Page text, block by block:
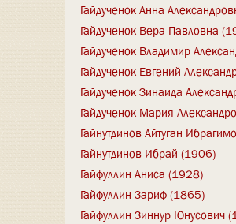
Гайдученок Анна
Гайдученок Вера Павловна
Гайдученок Владимир
Гайдученок Евгений
Гайдученок Зинаида
Гайдученок Мария
Гайнутдинов Айтуган
Гайнутдинов Ибрай (1906)
Гайфуллин Аниса (1928)
Гайфуллин Зариф (1865)
Гайфуллин Зиннур Юнусович